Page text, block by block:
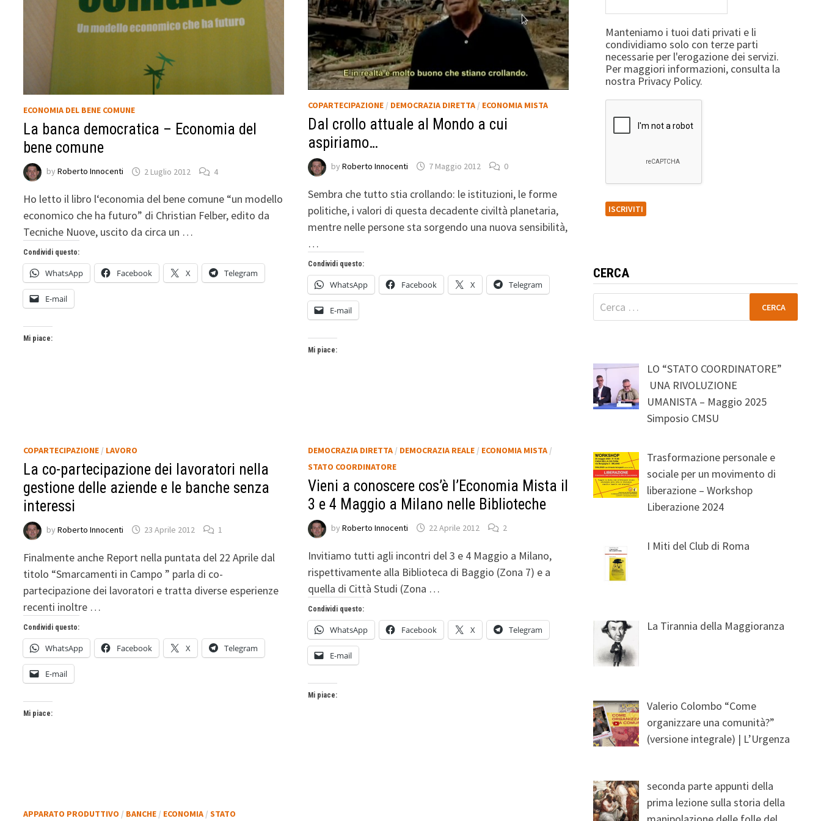
ECONOMIA DEL BENE COMUNE
La banca democratica – Economia del
bene comune
byRoberto Innocenti 2 Luglio 2012 4
Ho letto il libro l‘economia del bene comune “un modello
economico che ha futuro” di Christian Felber, edito da
Tecniche Nuove, uscito da circa un …
Condividi questo:
WhatsApp Facebook X Telegram
E-mail
Mi piace:
COPARTECIPAZIONE/ DEMOCRAZIA DIRETTA/ ECONOMIA MISTA
Dal crollo attuale al Mondo a cui
aspiriamo…
by Roberto Innocenti 7 Maggio 2012 0
Sembra che tutto stia crollando: le istituzioni, le forme
politiche, i valori di questa decadente civiltà planetaria,
mentre nelle persone sta sorgendo una nuova sensibilità,
…
Condividi questo:
WhatsApp Facebook X Telegram
E-mail
Mi piace:
COPARTECIPAZIONE / LAVORO
La co-partecipazione dei lavoratori nella
gestione delle aziende e le banche senza
interessi
byRoberto Innocenti 23 Aprile 2012 1
Finalmente anche Report nella puntata del 22 Aprile dal
titolo “Smarcamenti in Campo ” parla di co-
partecipazione dei lavoratori e tratta diverse esperienze
recenti inoltre …
Condividi questo:
WhatsApp Facebook X Telegram
E-mail
Mi piace:
DEMOCRAZIA DIRETTA/ DEMOCRAZIA REALE/ ECONOMIA MISTA/
STATO COORDINATORE
Vieni a conoscere cos’è l’Economia Mista il
3 e 4 Maggio a Milano nelle Biblioteche
by Roberto Innocenti 22 Aprile 2012 2
Invitiamo tutti agli incontri del 3 e 4 Maggio a Milano,
rispettivamente alla Biblioteca di Baggio (Zona 7) e a
quella di Città Studi (Zona …
Condividi questo:
WhatsApp Facebook X Telegram
E-mail
Mi piace:
APPARATO PRODUTTIVO / BANCHE / ECONOMIA /STATO
Manteniamo i tuoi dati privati e li
condividiamo solo con terze parti
necessarie per l'erogazione dei servizi.
Per maggiori informazioni, consulta la
nostra Privacy Policy.
CERCA
Ricerca
per:
LO “STATO COORDINATORE”
UNA RIVOLUZIONE
UMANISTA – Maggio 2025
Simposio CMSU
Trasformazione personale e
sociale per un movimento di
liberazione – Workshop
Liberazione 2024
I Miti del Club di Roma
La Tirannia della Maggioranza
Valerio Colombo “Come
organizzare una comunità?”
(versione integrale) | L’Urgenza
seconda parte appunti della
prima lezione sulla storia della